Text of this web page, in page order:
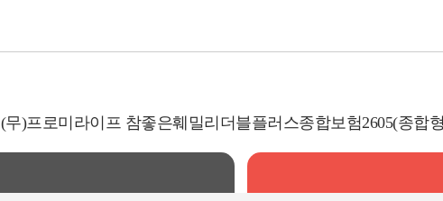
(무)프로미라이프 참좋은훼밀리더블플러스종합보험2605(종합